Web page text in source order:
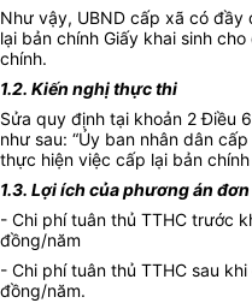
Như vậy, UBND cấp xã có
lại bản chính Giấy khai sinh
chính.
1.2. Kiến nghị thực thi
Sửa quy định tại khoản 2 Điều
như sau: “Ủy ban nhân dân
thực hiện việc cấp lại bản chính
1.3. Lợi ích của phương án
- Chi phí tuân thủ TTHC trước
đồng/năm
- Chi phí tuân thủ TTHC sau
đồng/năm.